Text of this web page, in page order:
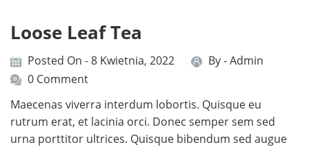
Loose Leaf Tea
Posted On - 8 Kwietnia, 2022 By -Admin
0 Comment
Maecenas viverra interdum lobortis. Quisque eu
rutrum erat, et lacinia orci. Donec semper sem sed
urna porttitor ultrices. Quisque bibendum sed augue